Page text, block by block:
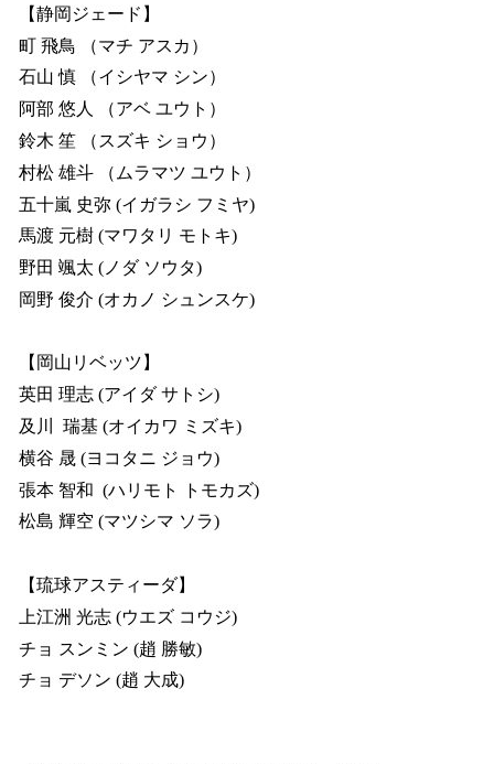
【静岡ジェード】
町 飛鳥 （マチ アスカ）
石山 慎 （イシヤマ シン）
阿部 悠人 （アベ ユウト）
鈴木 笙 （スズキ ショウ）
村松 雄斗 （ムラマツ ユウト）
五十嵐 史弥 (イガラシ フミヤ)
馬渡 元樹 (マワタリ モトキ)
野田 颯太 (ノダ ソウタ)
岡野 俊介 (オカノ シュンスケ)
【岡山リベッツ】
英田 理志 (アイダ サトシ)
及川 瑞基 (オイカワ ミズキ)
横谷 晟 (ヨコタニ ジョウ)
張本 智和 (ハリモト トモカズ)
松島 輝空 (マツシマ ソラ)
【琉球アスティーダ】
上江洲 光志 (ウエズ コウジ)
チョ スンミン (趙 勝敏)
チョ デソン (趙 大成)